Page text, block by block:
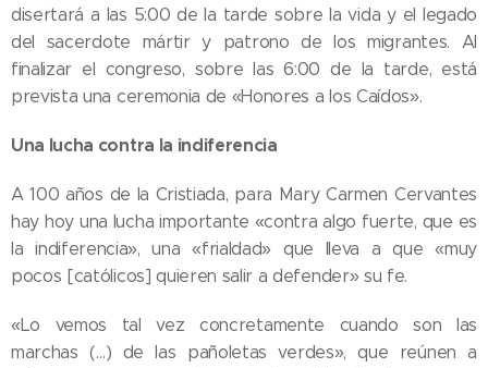
disertará a las 5:00 de la tarde sobre la vida y el legado
del sacerdote mártir y patrono de los migrantes. Al
finalizar el congreso, sobre las 6:00 de la tarde, está
prevista una ceremonia de «Honores a los Caídos».
Una lucha contra la indiferencia
A 100 años de la Cristiada, para Mary Carmen Cervantes
hay hoy una lucha importante «contra algo fuerte, que es
la indiferencia», una «frialdad» que lleva a que «muy
pocos [católicos] quieren salir a defender» su fe.
«Lo vemos tal vez concretamente cuando son las
marchas (…) de las pañoletas verdes», que reúnen a